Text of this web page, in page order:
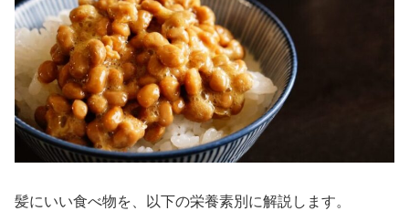
髪にいい食べ物を、以下の栄養素別に解説します。